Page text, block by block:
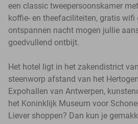
een classic tweepersoonskamer
koffie- en theefaciliteiten, gratis wifi
ontspannen nacht mogen jullie
goedvullend ontbijt.
Het hotel ligt in het zakendistrict
steenworp afstand van het
Expohallen van Antwerpen,
het Koninklijk Museum voor
Liever shoppen? Dan kun je